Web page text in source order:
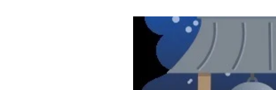
近代ホームについて